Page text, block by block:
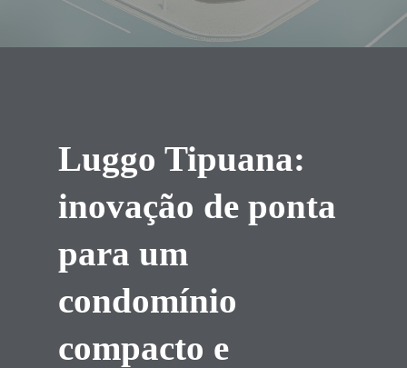
Luggo Tipuana:
inovação de ponta
para um
condomínio
compacto e